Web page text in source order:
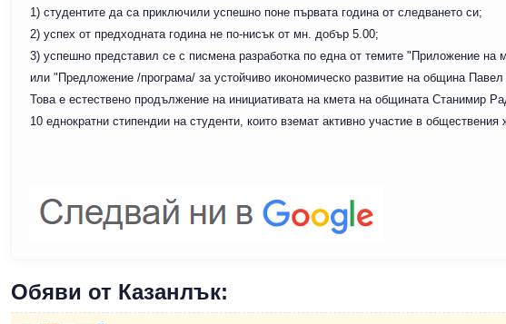
1) студентите да са приключили успешно поне първата година от следването си;
2) успех от предходната година не по-нисък от мн. добър 5.00;
3) успешно представил се с писмена разработка по една от темите "Приложение
или "Предложение /програма/ за устойчиво икономическо развитие на община Павел
Това е естествено продължение на инициативата на кмета на общината Станимир
10 еднократни стипендии на студенти, които вземат активно участие в обществения
Обяви от Казанлък: